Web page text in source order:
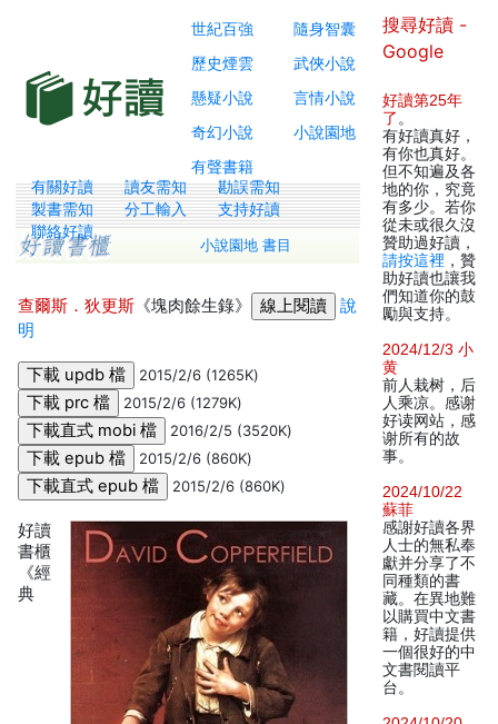
世紀百強
隨身智囊
歷史煙雲
武俠小說
懸疑小說
言情小說
奇幻小說
小說園地
有聲書籍
有關好讀 讀友需知
勘誤需知
製書需知
分工輸入
支持好讀
聯絡好讀
小說園地 書目
查爾斯．狄更斯 《塊肉餘生錄》
說
明
2015/2/6 (1265K)
2015/2/6 (1279K)
2016/2/5 (3520K)
2015/2/6 (860K)
2015/2/6 (860K)
好讀
書櫃
《經
典
搜尋好讀 -
Google
好讀第25年
了 。
有好讀真好，
有你也真好。
但不知遍及各
地的你，究竟
有多少。若你
從未或很久沒
贊助過好讀，
請按這裡 ，贊
助好讀也讓我
們知道你的鼓
勵與支持。
2024/12/3 小
黄
前人栽树，后
人乘凉。感谢
好读网站，感
谢所有的故
事。
2024/10/22
蘇菲
感謝好讀各界
人士的無私奉
獻并分享了不
同種類的書
藏。在異地難
以購買中文書
籍，好讀提供
一個很好的中
文書閱讀平
台。